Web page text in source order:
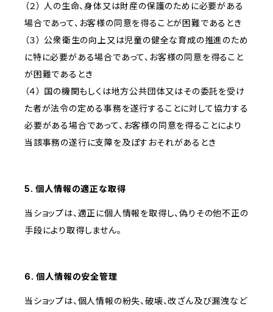
（２） 人の生命、身体又は財産の保護のために必要がある
場合であって、お客様の同意を得ることが困難であるとき
（３） 公衆衛生の向上又は児童の健全な育成の推進のため
に特に必要がある場合であって、お客様の同意を得ること
が困難であるとき
（４） 国の機関もしくは地方公共団体又はその委託を受け
た者が法令の定める事務を遂行することに対して協力する
必要がある場合であって、お客様の同意を得ることにより
当該事務の遂行に支障を及ぼすおそれがあるとき
5. 個人情報の適正な取得
当ショップは、適正に個人情報を取得し、偽りその他不正の
手段により取得しません。
6. 個人情報の安全管理
当ショップは、個人情報の紛失、破壊、改ざん及び漏洩など